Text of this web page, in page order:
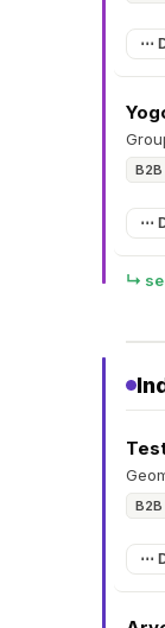
⋯
B2B
⋯
↳
B2B
⋯